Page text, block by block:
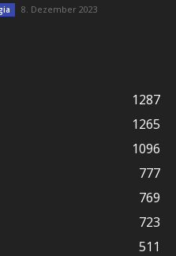
8. Dezember 2023
1287
1265
1096
777
769
723
511